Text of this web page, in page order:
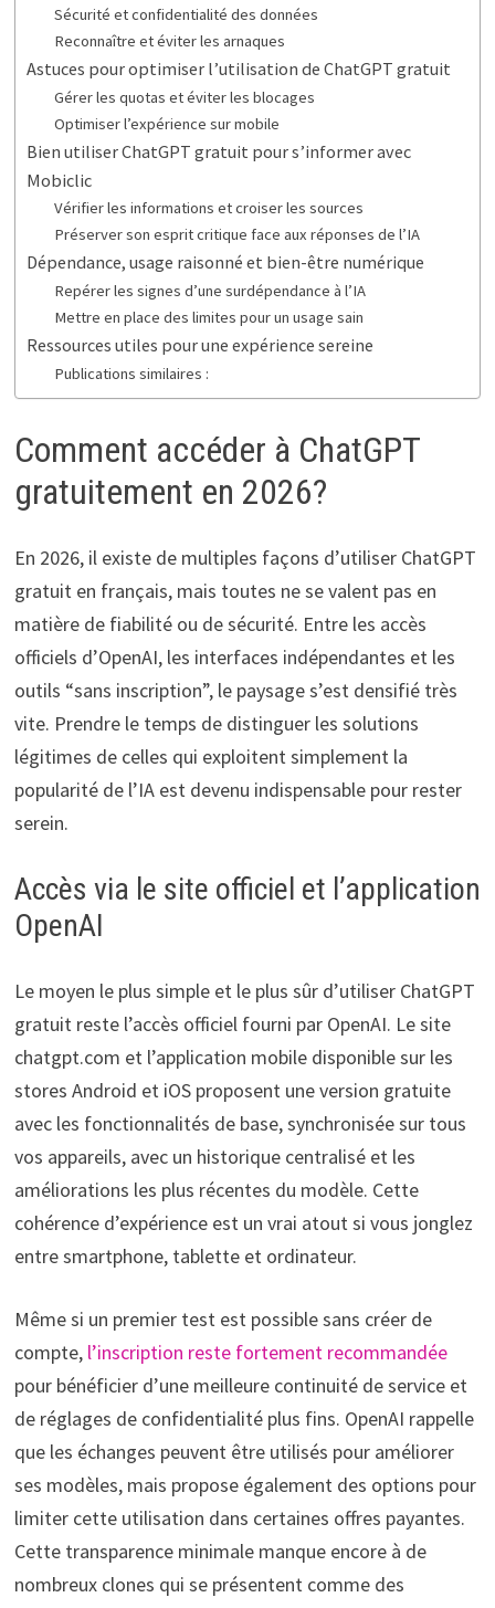
Sécurité et confidentialité des données
Reconnaître et éviter les arnaques
Astuces pour optimiser l’utilisation de ChatGPT gratuit
Gérer les quotas et éviter les blocages
Optimiser l’expérience sur mobile
Bien utiliser ChatGPT gratuit pour s’informer avec
Mobiclic
Vérifier les informations et croiser les sources
Préserver son esprit critique face aux réponses de l’IA
Dépendance, usage raisonné et bien-être numérique
Repérer les signes d’une surdépendance à l’IA
Mettre en place des limites pour un usage sain
Ressources utiles pour une expérience sereine
Publications similaires :
Comment accéder à ChatGPT
gratuitement en 2026?
En 2026, il existe de multiples façons d’utiliser ChatGPT
gratuit en français, mais toutes ne se valent pas en
matière de fiabilité ou de sécurité. Entre les accès
officiels d’OpenAI, les interfaces indépendantes et les
outils “sans inscription”, le paysage s’est densifié très
vite. Prendre le temps de distinguer les solutions
légitimes de celles qui exploitent simplement la
popularité de l’IA est devenu indispensable pour rester
serein.
Accès via le site officiel et l’application
OpenAI
Le moyen le plus simple et le plus sûr d’utiliser ChatGPT
gratuit reste l’accès officiel fourni par OpenAI. Le site
chatgpt.com et l’application mobile disponible sur les
stores Android et iOS proposent une version gratuite
avec les fonctionnalités de base, synchronisée sur tous
vos appareils, avec un historique centralisé et les
améliorations les plus récentes du modèle. Cette
cohérence d’expérience est un vrai atout si vous jonglez
entre smartphone, tablette et ordinateur.
Même si un premier test est possible sans créer de
compte, l’inscription reste fortement recommandée
pour bénéficier d’une meilleure continuité de service et
de réglages de confidentialité plus fins. OpenAI rappelle
que les échanges peuvent être utilisés pour améliorer
ses modèles, mais propose également des options pour
limiter cette utilisation dans certaines offres payantes.
Cette transparence minimale manque encore à de
nombreux clones qui se présentent comme des